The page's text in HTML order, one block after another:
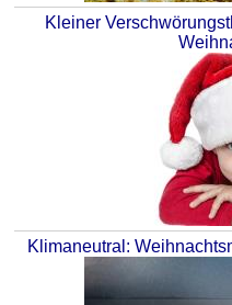
Kleiner
Klimaneutral: